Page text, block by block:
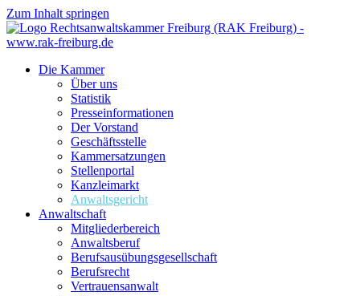
Zum Inhalt springen
Die Kammer
Über uns
Statistik
Presseinformationen
Der Vorstand
Geschäftsstelle
Kammersatzungen
Stellenportal
Kanzleimarkt
Anwaltsgericht
Anwaltschaft
Mitgliederbereich
Anwaltsberuf
Berufsausübungs­gesellschaft
Berufsrecht
Vertrauensanwalt